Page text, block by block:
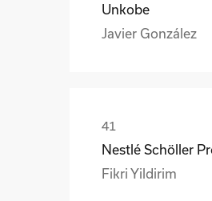
Unkobe
Javier González
Fikri Yildirim